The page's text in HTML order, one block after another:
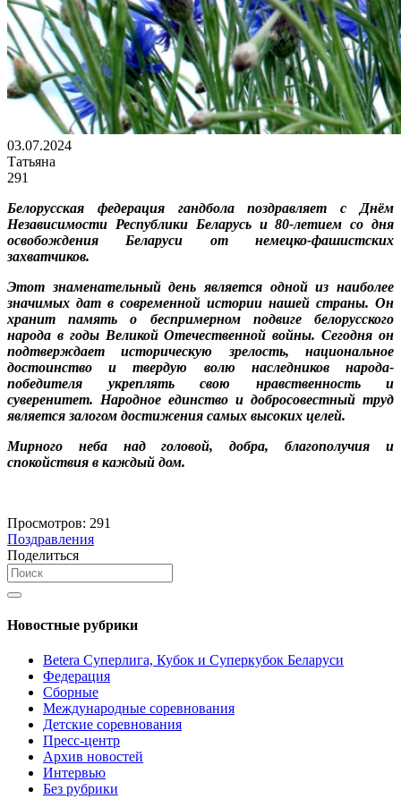
03.07.2024
Татьяна
291
Белорусская федерация гандбола поздравляет с Днём
Независимости Республики Беларусь и 80-летием со дня
освобождения Беларуси от немецко-фашистских
захватчиков.
Этот знаменательный день является одной из наиболее
значимых дат в современной истории нашей страны. Он
хранит память о беспримерном подвиге белорусского
народа в годы Великой Отечественной войны. Сегодня он
подтверждает историческую зрелость, национальное
достоинство и твердую волю наследников народа-
победителя укреплять свою нравственность и
суверенитет. Народное единство и добросовестный труд
является залогом достижения самых высоких целей.
Мирного неба над головой, добра, благополучия и
спокойствия в каждый дом.
Просмотров: 291
Поздравления
Поделиться
Новостные рубрики
Betera Суперлига, Кубок и Суперкубок Беларуси
Федерация
Сборные
Международные соревнования
Детские соревнования
Пресс-центр
Архив новостей
Интервью
Без рубрики